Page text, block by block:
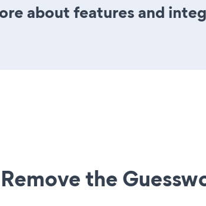
about features and
Remove the